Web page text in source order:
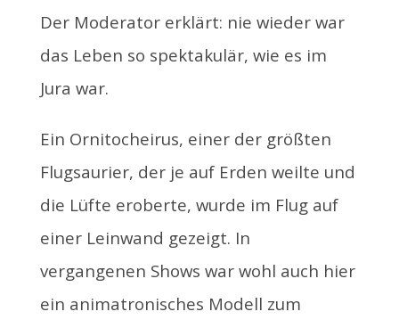
Der Moderator erklärt: nie wieder war
das Leben so spektakulär, wie es im
Jura war.
Ein Ornitocheirus, einer der größten
Flugsaurier, der je auf Erden weilte und
die Lüfte eroberte, wurde im Flug auf
einer Leinwand gezeigt. In
vergangenen Shows war wohl auch hier
ein animatronisches Modell zum